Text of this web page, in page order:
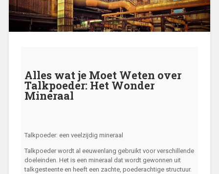
Alles wat je Moet Weten over
Talkpoeder: Het Wonder
Mineraal
Talkpoeder: een veelzijdig mineraal
Talkpoeder wordt al eeuwenlang gebruikt voor verschillende
doeleinden. Het is een mineraal dat wordt gewonnen uit
talkgesteente en heeft een zachte, poederachtige structuur.